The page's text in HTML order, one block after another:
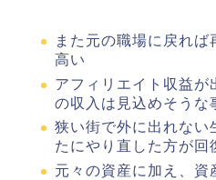
また元の職場に戻れば
高い
アフィリエイト収益が
の収入は見込めそうな
狭い街で外に出れない
たにやり直した方が回
元々の資産に加え、資